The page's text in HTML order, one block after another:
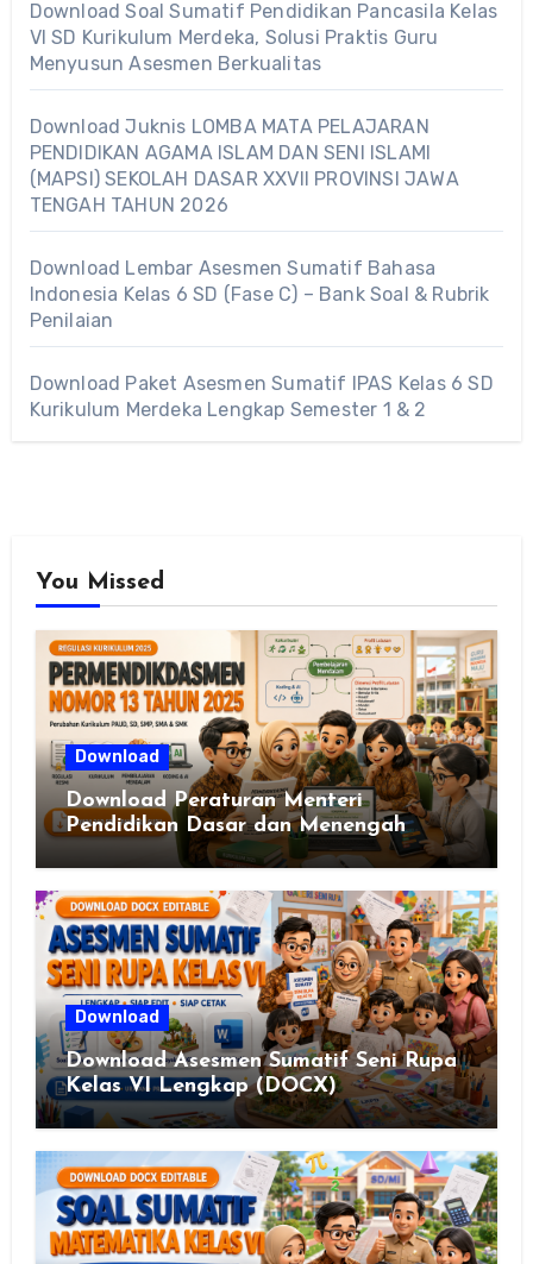
Download Soal Sumatif Pendidikan Pancasila Kelas
VI SD Kurikulum Merdeka, Solusi Praktis Guru
Menyusun Asesmen Berkualitas
Download Juknis LOMBA MATA PELAJARAN
PENDIDIKAN AGAMA ISLAM DAN SENI ISLAMI
(MAPSI) SEKOLAH DASAR XXVII PROVINSI JAWA
TENGAH TAHUN 2026
Download Lembar Asesmen Sumatif Bahasa
Indonesia Kelas 6 SD (Fase C) – Bank Soal & Rubrik
Penilaian
Download Paket Asesmen Sumatif IPAS Kelas 6 SD
Kurikulum Merdeka Lengkap Semester 1 & 2
You Missed
Download
Download Peraturan Menteri
Pendidikan Dasar dan Menengah
Republik Indonesia Nomor 13 Tahun
2025
Download
Download Asesmen Sumatif Seni Rupa
Kelas VI Lengkap (DOCX)